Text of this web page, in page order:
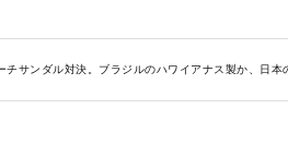
チサンダル対決。ブラジルのハワイアナス製か、日本